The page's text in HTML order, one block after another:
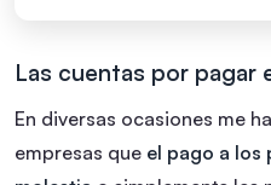
Las cuentas por pagar
En diversas ocasiones me
empresas que el pago a los